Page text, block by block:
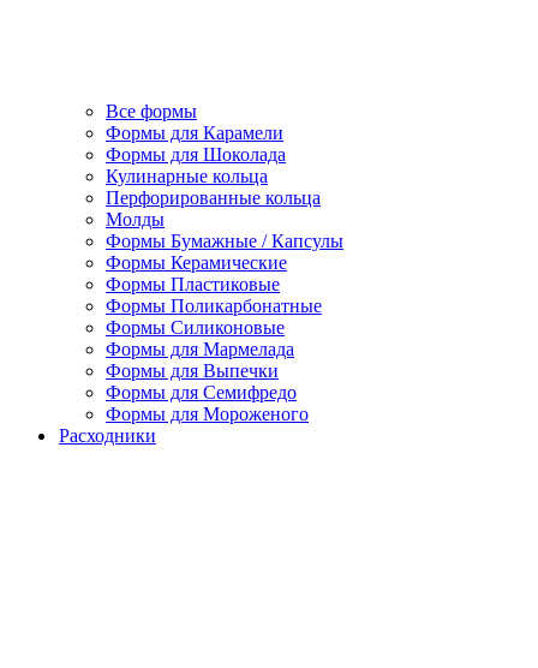
Все формы
Формы для Карамели
Формы для Шоколада
Кулинарные кольца
Перфорированные кольца
Молды
Формы Бумажные / Капсулы
Формы Керамические
Формы Пластиковые
Формы Поликарбонатные
Формы Силиконовые
Формы для Мармелада
Формы для Выпечки
Формы для Семифредо
Формы для Мороженого
Расходники